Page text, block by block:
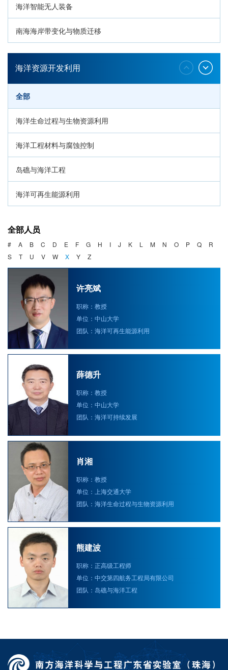
海洋智能无人装备
南海海岸带变化与物质迁移
环南海地质过程与灾害响应
海洋资源开发利用
全部
海洋生命过程与生物资源利用
海洋工程材料与腐蚀控制
岛礁与海洋工程
海洋可再生能源利用
海洋产业与政策
海洋可持续发展
全部人员
# A B C D E F G H I J K L M N O P Q
R
S
T U V W X Y Z
许亮斌
职称：教授
单位：中山大学
团队：海洋可再生能源利用
薛德升
职称：教授
单位：中山大学
团队：海洋可持续发展
肖湘
职称：教授
单位：上海交通大学
团队：海洋生命过程与生物资源利用
熊建波
职称：正高级工程师
单位：中交第四航务工程局有限公司
团队：岛礁与海洋工程